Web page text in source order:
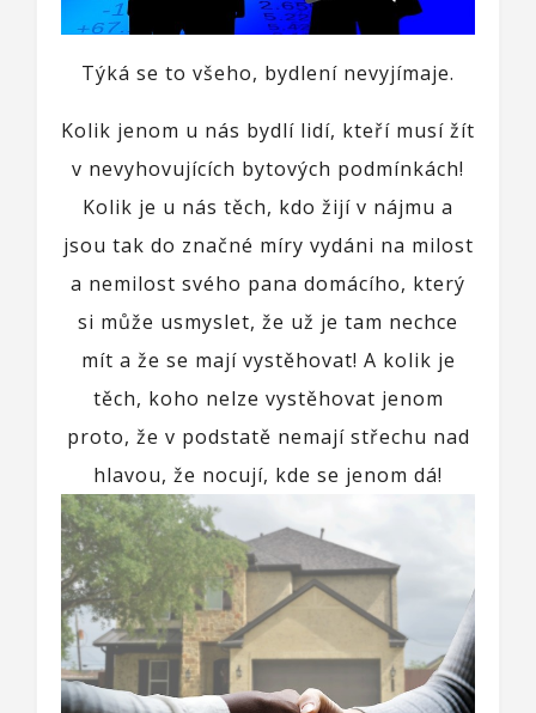
Týká se to všeho, bydlení nevyjímaje.
Kolik jenom u nás bydlí lidí, kteří musí žít
v nevyhovujících bytových podmínkách!
Kolik je u nás těch, kdo žijí v nájmu a
jsou tak do značné míry vydáni na milost
a nemilost svého pana domácího, který
si může usmyslet, že už je tam nechce
mít a že se mají vystěhovat! A kolik je
těch, koho nelze vystěhovat jenom
proto, že v podstatě nemají střechu nad
hlavou, že nocují, kde se jenom dá!